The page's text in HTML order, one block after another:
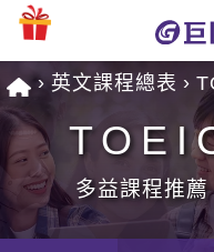
課程總覽
日語課程總表
開課查詢
英文課程總表
多益課程推